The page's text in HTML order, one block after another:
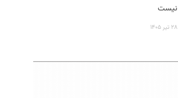
نیست
۲۸ تیر ۱۴۰۵